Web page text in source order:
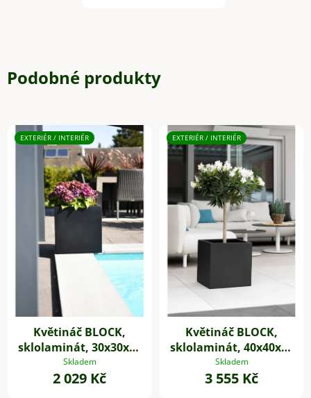
Podobné produkty
EXTERIÉR / INTERIÉR
Květináč BLOCK,
sklolaminát, 30x30x30
cm, antracit
Skladem
2 029 Kč
EXTERIÉR / INTERIÉR
Květináč BLOCK,
sklolaminát, 40x40x40
cm, antracit
Skladem
3 555 Kč